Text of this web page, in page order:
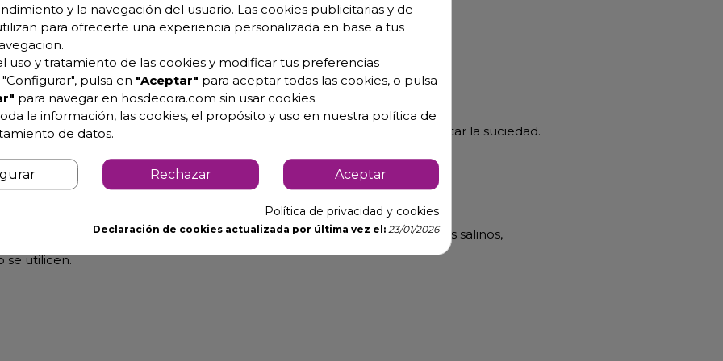
limpiar la superficie con agua limpia a presión moderada para quitar la suciedad.
neutro con un trapo limpio y húmedo, después secar bien.
al exterior.
no permanente.
resguardado de los rayos solares, de la humedad, de los ambientes salinos,
se utilicen.
y la navegación del usuario. Las cookies publicitarias y de
para ofrecerte una experiencia personalizada en base a tus
uso y tratamiento de las cookies y modificar tus preferencias
pulsa en "Aceptar" para aceptar todas las cookies, o pulsa
para navegar en hosdecora.com sin usar cookies.
la información, las cookies, el propósito y uso en nuestra política de
de datos.
Rechazar Aceptar
Política de privacidad y cookies
Declaración de cookies actualizada por última vez el: 23/01/2026